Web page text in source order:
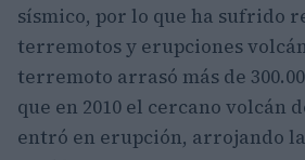
sísmico, por lo que ha sufrido
terremotos y erupciones
terremoto arrasó más de
que en 2010 el cercano volcán
entró en erupción, arrojando